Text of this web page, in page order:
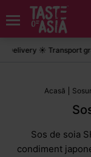
☀️ Transport
Acasă
Sos de soia
condiment